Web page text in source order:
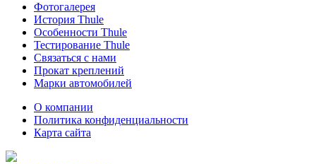
Фотогалерея
История Thule
Особенности Thule
Тестирование Thule
Связаться с нами
Прокат креплений
Марки автомобилей
О компании
Политика конфиденциальности
Карта сайта